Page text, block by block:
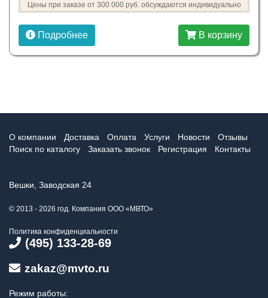
Цены при заказе от 300 000 руб. обсуждаются индивидуально
Подробнее В корзину
О компании Доставка Оплата Услуги Новости
Отзывы
Поиск по каталогу
Заказать звонок Регистрация Контакты
Вешки, Заводская 24
© 2013 - 2026 год. Компания ООО «МВТО»
Политика конфиденциальности
(495) 133-28-69
zakaz@mvto.ru
Режим работы: